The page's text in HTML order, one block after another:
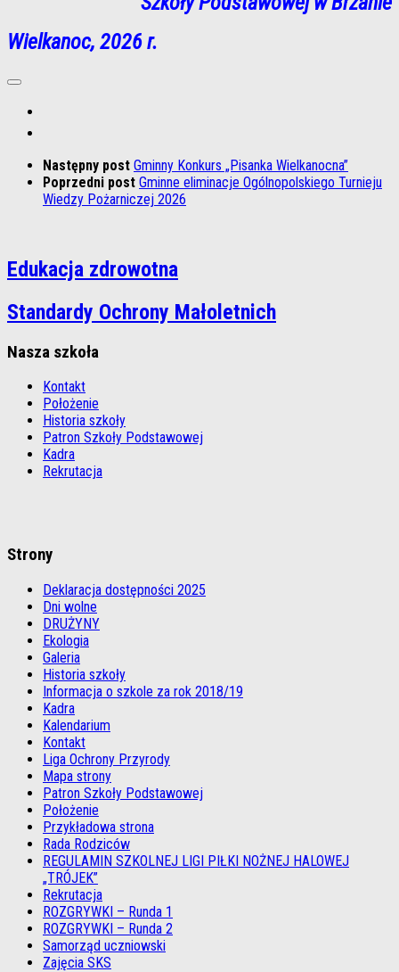
Wielkanoc, 2026 r.
Następny post Gminny Konkurs „Pisanka Wielkanocna”
Poprzedni post Gminne eliminacje Ogólnopolskiego Turnieju
Wiedzy Pożarniczej 2026
Edukacja zdrowotna
Standardy Ochrony Małoletnich
Nasza szkoła
Kontakt
Położenie
Historia szkoły
Patron Szkoły Podstawowej
Kadra
Rekrutacja
Strony
Deklaracja dostępności 2025
Dni wolne
DRUŻYNY
Ekologia
Galeria
Historia szkoły
Informacja o szkole za rok 2018/19
Kadra
Kalendarium
Kontakt
Liga Ochrony Przyrody
Mapa strony
Patron Szkoły Podstawowej
Położenie
Przykładowa strona
Rada Rodziców
REGULAMIN SZKOLNEJ LIGI PIŁKI NOŻNEJ HALOWEJ
„TRÓJEK”
Rekrutacja
ROZGRYWKI – Runda 1
ROZGRYWKI – Runda 2
Samorząd uczniowski
Zajęcia SKS